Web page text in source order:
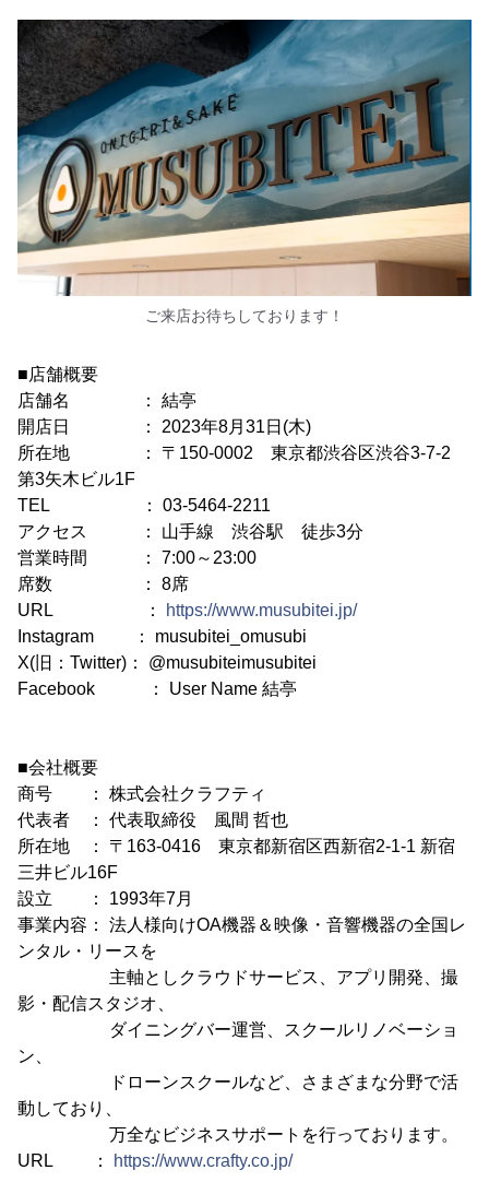
ご来店お待ちしております！
■店舗概要
店舗名 ： 結亭
開店日 ： 2023年8月31日(木)
所在地 ： 〒150-0002 東京都渋谷区渋谷3-7-2
第3矢木ビル1F
TEL ： 03-5464-2211
アクセス ： 山手線 渋谷駅 徒歩3分
営業時間 ： 7:00～23:00
席数 ： 8席
URL ：
https://www.musubitei.jp/
Instagram ： musubitei_omusubi
X(旧：Twitter)： @musubiteimusubitei
Facebook ： User Name 結亭
■会社概要
商号 ： 株式会社クラフティ
代表者 ： 代表取締役 風間 哲也
所在地 ： 〒163-0416 東京都新宿区西新宿2-1-1 新宿
三井ビル16F
設立 ： 1993年7月
事業内容： 法人様向けOA機器＆映像・音響機器の全国レ
ンタル・リースを
主軸としクラウドサービス、アプリ開発、撮
影・配信スタジオ、
ダイニングバー運営、スクールリノベーショ
ン、
ドローンスクールなど、さまざまな分野で活
動しており、
万全なビジネスサポートを行っております。
URL ：
https://www.crafty.co.jp/